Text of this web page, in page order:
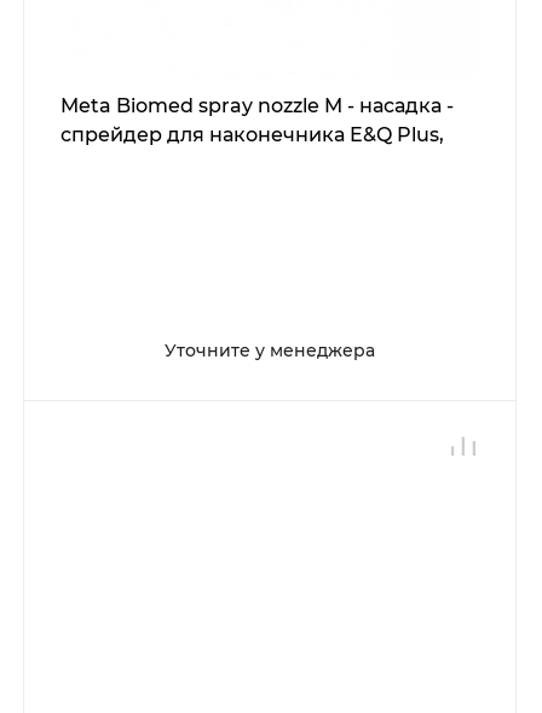
Meta Biomed spray nozzle M - насадка -
спрейдер для наконечника E&Q Plus,
Уточните у менеджера